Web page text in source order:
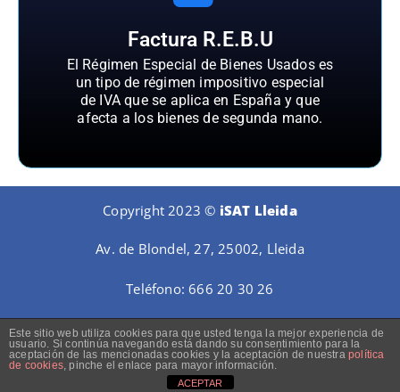
Factura R.E.B.U
El Régimen Especial de Bienes Usados es
un tipo de régimen impositivo especial
de IVA que se aplica en España y que
afecta a los bienes de segunda mano.
Copyright 2023 © iSAT Lleida
Av. de Blondel, 27, 25002, Lleida
Teléfono:666 20 30 26
Este sitio web utiliza cookies para que usted tenga la mejor experiencia de
usuario. Si continúa navegando está dando su consentimiento para la
aceptación de las mencionadas cookies y la aceptación de nuestrapolítica
de cookies, pinche el enlace para mayor información.
ACEPTAR